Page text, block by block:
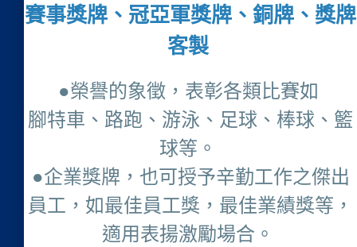
賽事獎牌、冠亞軍獎牌、銅牌、獎牌
客製
●榮譽的象徵，表彰各類比賽如
腳特車、路跑、游泳、足球、棒球、籃
球等。
●企業獎牌，也可授予辛勤工作之傑出
員工，如最佳員工獎，最佳業績獎等，
適用表揚激勵場合。